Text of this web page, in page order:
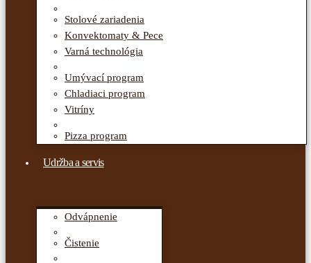
Stolové zariadenia
Konvektomaty & Pece
Varná technológia
Umývací program
Chladiaci program
Vitríny
Pizza program
Udržba a servis
Odvápnenie
Čistenie